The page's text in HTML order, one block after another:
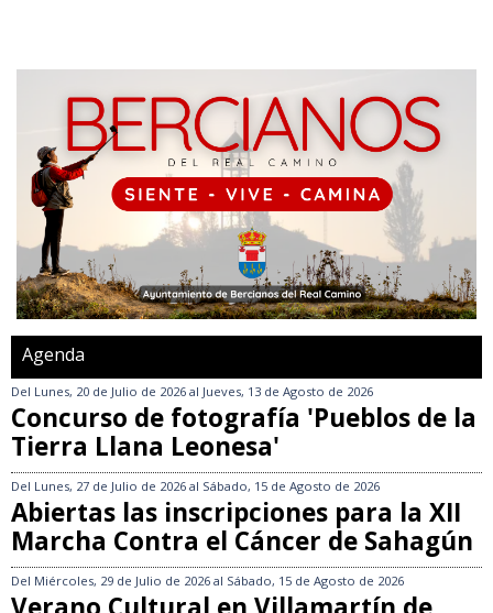
Agenda
Del Lunes, 20 de Julio de 2026 al Jueves, 13 de Agosto de 2026
Concurso de fotografía 'Pueblos de la
Tierra Llana Leonesa'
Del Lunes, 27 de Julio de 2026 al Sábado, 15 de Agosto de 2026
Abiertas las inscripciones para la XII
Marcha Contra el Cáncer de Sahagún
Del Miércoles, 29 de Julio de 2026 al Sábado, 15 de Agosto de 2026